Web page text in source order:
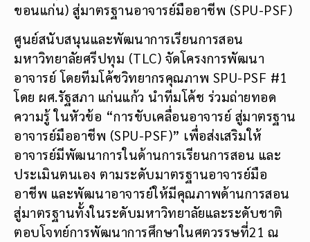
ขอนแก่น) สู่มาตรฐานอาจารย์มืออาชีพ (SPU-PSF)
ศูนย์สนับสนุนและพัฒนาการเรียนการสอน
มหาวิทยาลัยศรีปทุม (TLC) จัดโครงการพัฒนา
อาจารย์ โดยทีมโค้ชวิทยากรคุณภาพ SPU-PSF #1
โดย ผศ.รัฐสภา แก่นแก้ว นำทีมโค้ช ร่วมถ่ายทอด
ความรู้ ในหัวข้อ “การขับเคลื่อนอาจารย์ สู่มาตรฐาน
อาจารย์มืออาชีพ (SPU-PSF)” เพื่อส่งเสริมให้
อาจารย์มีพัฒนาการในด้านการเรียนการสอน และ
ประเมินตนเอง ตามระดับมาตรฐานอาจารย์มือ
อาชีพ และพัฒนาอาจารย์ให้มีคุณภาพด้านการสอน
สู่มาตรฐานทั้งในระดับมหาวิทยาลัยและระดับชาติ
ตอบโจทย์การพัฒนาการศึกษาในศตวรรษที่21 ณ